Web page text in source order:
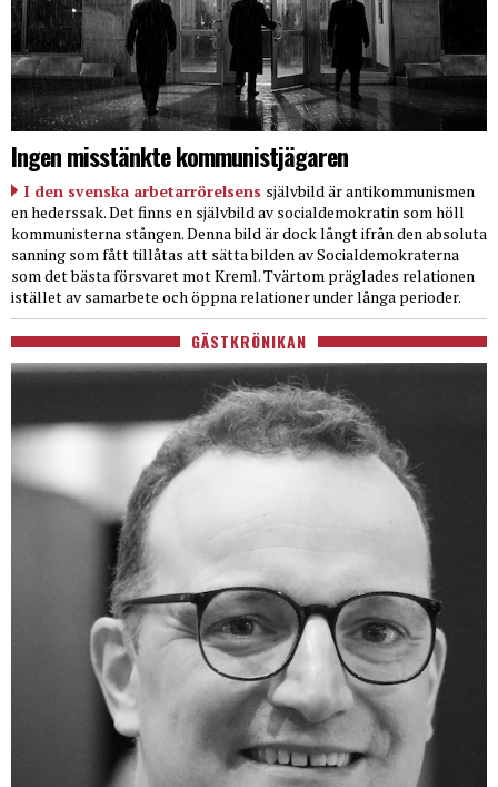
Ingen misstänkte kommunistjägaren
I den svenska arbetarrörelsens självbild är antikommunismen
en hederssak. Det finns en självbild av socialdemokratin som höll
kommunisterna stången. Denna bild är dock långt ifrån den absoluta
sanning som fått tillåtas att sätta bilden av Socialdemokraterna
som det bästa försvaret mot Kreml. Tvärtom präglades relationen
istället av samarbete och öppna relationer under långa perioder.
GÄSTKRÖNIKAN